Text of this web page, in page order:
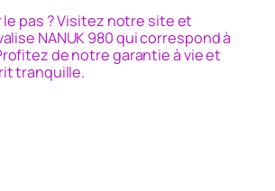
le pas ? Visitez notre site et
NANUK 980 qui correspond à
de notre garantie à vie et
tranquille.